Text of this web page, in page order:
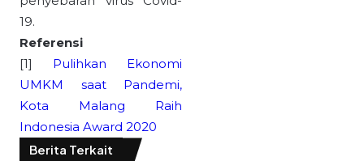
19.
Referensi
[1] Pulihkan Ekonomi
UMKM saat Pandemi,
Kota Malang Raih
Indonesia Award 2020
Berita Terkait